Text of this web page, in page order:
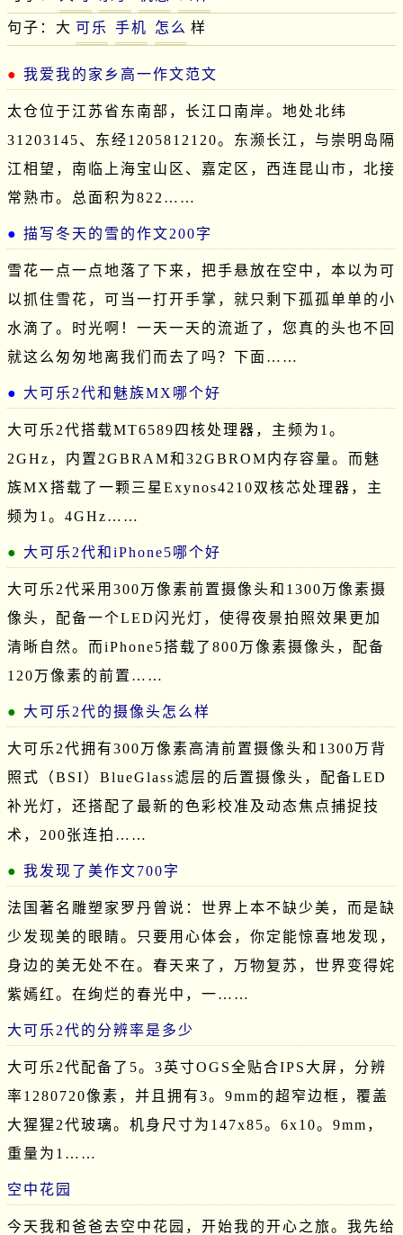
句子：大 可乐 手机 怎么 样
我爱我的家乡高一作文范文
太仓位于江苏省东南部，长江口南岸。地处北纬
31203145、东经1205812120。东濒长江，与崇明岛隔
江相望，南临上海宝山区、嘉定区，西连昆山市，北接
常熟市。总面积为822……
描写冬天的雪的作文200字
雪花一点一点地落了下来，把手悬放在空中，本以为可
以抓住雪花，可当一打开手掌，就只剩下孤孤单单的小
水滴了。时光啊！一天一天的流逝了，您真的头也不回
就这么匆匆地离我们而去了吗？下面……
大可乐2代和魅族MX哪个好
大可乐2代搭载MT6589四核处理器，主频为1。
2GHz，内置2GBRAM和32GBROM内存容量。而魅
族MX搭载了一颗三星Exynos4210双核芯处理器，主
频为1。4GHz……
大可乐2代和iPhone5哪个好
大可乐2代采用300万像素前置摄像头和1300万像素摄
像头，配备一个LED闪光灯，使得夜景拍照效果更加
清晰自然。而iPhone5搭载了800万像素摄像头，配备
120万像素的前置……
大可乐2代的摄像头怎么样
大可乐2代拥有300万像素高清前置摄像头和1300万背
照式（BSI）BlueGlass滤层的后置摄像头，配备LED
补光灯，还搭配了最新的色彩校准及动态焦点捕捉技
术，200张连拍……
我发现了美作文700字
法国著名雕塑家罗丹曾说：世界上本不缺少美，而是缺
少发现美的眼睛。只要用心体会，你定能惊喜地发现，
身边的美无处不在。春天来了，万物复苏，世界变得姹
紫嫣红。在绚烂的春光中，一……
大可乐2代的分辨率是多少
大可乐2代配备了5。3英寸OGS全贴合IPS大屏，分辨
率1280720像素，并且拥有3。9mm的超窄边框，覆盖
大猩猩2代玻璃。机身尺寸为147x85。6x10。9mm，
重量为1……
空中花园
今天我和爸爸去空中花园，开始我的开心之旅。我先给